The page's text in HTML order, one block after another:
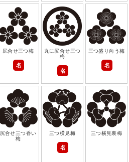
尻合せ三つ梅
名
丸に尻合せ三つ
梅
名
三つ盛り向う梅
名
尻合せ三つ香い
梅
三つ横見梅
名
三つ横見裏梅